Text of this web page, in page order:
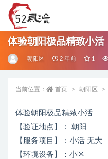
体验朝阳极品精致小活
朝阳区 2 年前 1
当前位置： 首页 朝阳区
体验朝阳极品精致小活
【验证地点】： 朝阳
【服务项目】：小活 无大
【环境设备】：小区